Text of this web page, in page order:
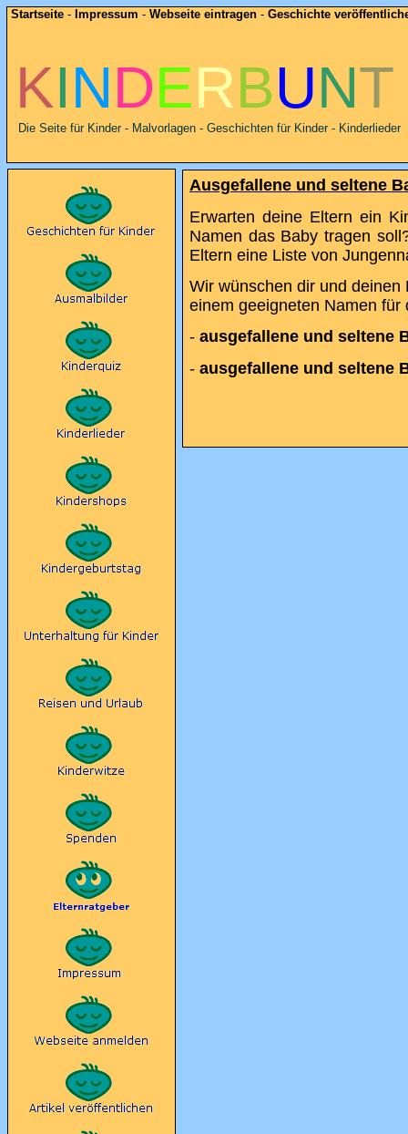
Startseite - Impressum -Webseite eintragen -Geschichte
KINDERBUNT
Die Seite für Kinder - Malvorlagen - Geschichten für Kinder - Kinderlieder
Ausgefallene und seltene
Erwarten deine Eltern ein
Namen das Baby tragen
Eltern eine Liste von
Wir wünschen dir und
einem geeigneten Namen für
- ausgefallene und seltene
- ausgefallene und seltene